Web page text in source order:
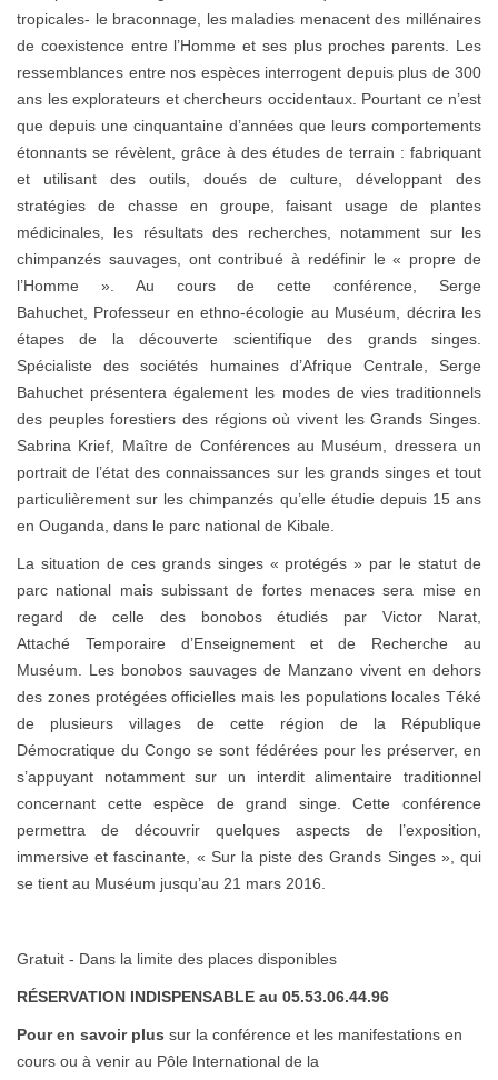
tropicales- le braconnage, les maladies menacent des millénaires
de coexistence entre l’Homme et ses plus proches parents. Les
ressemblances entre nos espèces interrogent depuis plus de 300
ans les explorateurs et chercheurs occidentaux. Pourtant ce n’est
que depuis une cinquantaine d’années que leurs comportements
étonnants se révèlent, grâce à des études de terrain : fabriquant
et utilisant des outils, doués de culture, développant des
stratégies de chasse en groupe, faisant usage de plantes
médicinales, les résultats des recherches, notamment sur les
chimpanzés sauvages, ont contribué à redéfinir le « propre de
l’Homme ». Au cours de cette conférence, Serge
Bahuchet, Professeur en ethno-écologie au Muséum, décrira les
étapes de la découverte scientifique des grands singes.
Spécialiste des sociétés humaines d’Afrique Centrale, Serge
Bahuchet présentera également les modes de vies traditionnels
des peuples forestiers des régions où vivent les Grands Singes.
Sabrina Krief, Maître de Conférences au Muséum, dressera un
portrait de l’état des connaissances sur les grands singes et tout
particulièrement sur les chimpanzés qu’elle étudie depuis 15 ans
en Ouganda, dans le parc national de Kibale.
La situation de ces grands singes « protégés » par le statut de
parc national mais subissant de fortes menaces sera mise en
regard de celle des bonobos étudiés par Victor Narat,
Attaché Temporaire d’Enseignement et de Recherche au
Muséum. Les bonobos sauvages de Manzano vivent en dehors
des zones protégées officielles mais les populations locales Téké
de plusieurs villages de cette région de la République
Démocratique du Congo se sont fédérées pour les préserver, en
s’appuyant notamment sur un interdit alimentaire traditionnel
concernant cette espèce de grand singe. Cette conférence
permettra de découvrir quelques aspects de l’exposition,
immersive et fascinante, « Sur la piste des Grands Singes », qui
se tient au Muséum jusqu’au 21 mars 2016.
Gratuit - Dans la limite des places disponibles
RÉSERVATION INDISPENSABLE au 05.53.06.44.96
Pour en savoir plus sur la conférence et les manifestations en
cours ou à venir au Pôle International de la